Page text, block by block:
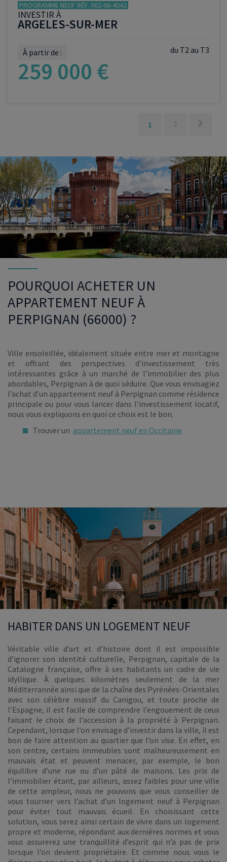
PROGRAMME NEUF RÉF. 002-66-4042
INVESTIR À
ARGELES-SUR-MER
du T2 au T3
À partir de :
259 000 €
VOIR LE PROGRAMME1
POURQUOI ACHETER UN
APPARTEMENT NEUF À
PERPIGNAN (66000) ?
Ville ensoleillée, idéalement située entre mer et montagne
et offrant des perspectives d’investissement très
intéressantes grâce à un marché de l’immobilier des plus
abordables, Perpignan à de quoi séduire. Que vous envisagiez
l’achat d’un appartement neuf à Perpignan comme résidence
principale ou pour vous lancer dans l’investissement locatif,
nous vous expliquons en quoi ce choix est le bon.
Trouver un appartement neuf en Occitanie
HABITER DANS UN LOGEMENT NEUF
Véritable ville d’art et d’histoire dont il est impossible
d’ignorer son identité culturelle, Perpignan, capitale de la
Catalogne française, offre à ses habitants un cadre de vie
idyllique. À quelques kilomètres seulement de la mer
Méditerrannée ainsi que de la chaîne des Pyrénées-Orientales
avec son célèbre massif du Canigou, et toute proche de
l’Espagne, il est facile de comprendre l’engouement de ceux
faisant le choix de l’accession à la propriété à Perpignan.
Cependant, lorsque l’on envisage d’investir dans la ville, il est
bon de faire attention au quartier que l’on vise. En effet, en
son centre, certains immeubles sont malheureusement en
mauvais état et peuvent menacer, par exemple, le bon
équilibre d’une rue ou d’un pâté de maisons. Les prix de
l’immobilier étant, par ailleurs, assez faibles pour une ville
de cette ampleur, nous ne pouvons que vous conseiller de
vous tourner vers l’achat d’un logement neuf à Perpignan
pour éviter tout mauvais écueil. En choisissant cette
solution, vous serez ainsi certain de vivre dans un logement
propre et moderne, répondant aux dernières normes et vous
vous assurerez une tranquillité d’esprit qui n’a pas de prix
lorsque l’on devient propriétaire. Et comme nous vous le